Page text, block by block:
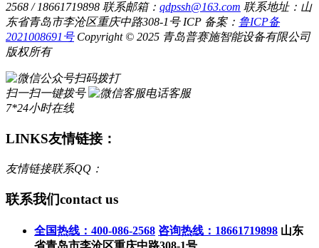
2568 / 18661719898 联系邮箱： qdpssh@163.com 联系地址：山
东省青岛市李沧区重庆中路308-1号 ICP 备案： 鲁ICP备
2021008691号 Copyright © 2025 青岛普赛施智能设备有限公司
版权所有
扫码拨打
扫一扫一键拨号
电话客服
7*24小时在线
LINKS友情链接：
友情链接联系QQ：
联系我们contact us
全国热线：400-086-2568 咨询热线：18661719898 山东
省青岛市李沧区重庆中路308-1号